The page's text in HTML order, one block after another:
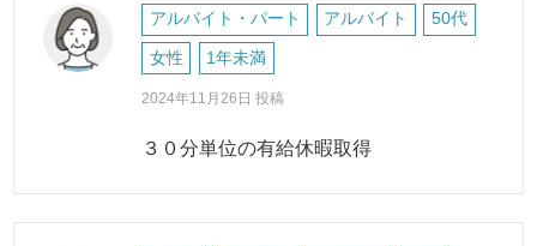
アルバイト・パート アルバイト 50代
女性 1年未満
2024年11月26日 投稿
３０分単位の有給休暇取得